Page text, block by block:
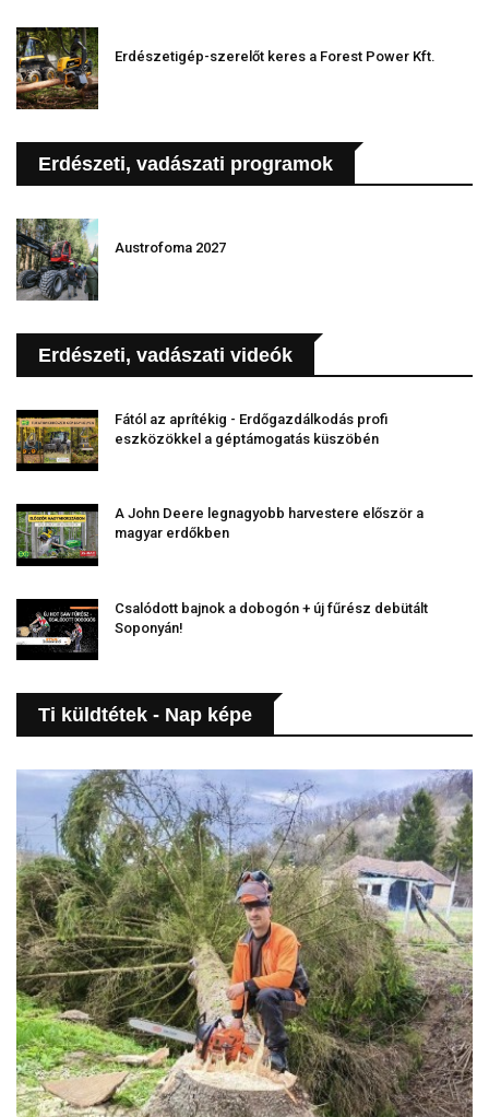
Erdészetigép-szerelőt keres a Forest Power Kft.
Erdészeti, vadászati programok
Austrofoma 2027
Erdészeti, vadászati videók
Fától az aprítékig - Erdőgazdálkodás profi
eszközökkel a géptámogatás küszöbén
A John Deere legnagyobb harvestere először a
magyar erdőkben
Csalódott bajnok a dobogón + új fűrész debütált
Soponyán!
Ti küldtétek - Nap képe